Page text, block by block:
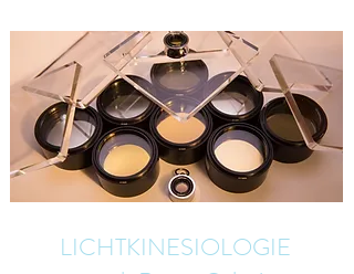
LICHTKINESIOLOGIE